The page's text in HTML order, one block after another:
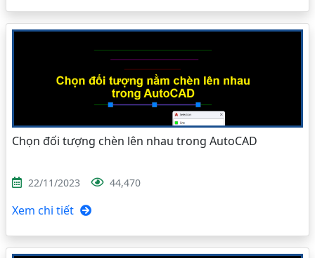
Chọn đối tượng chèn lên nhau trong AutoCAD
22/11/2023 44,470
Xem chi tiết